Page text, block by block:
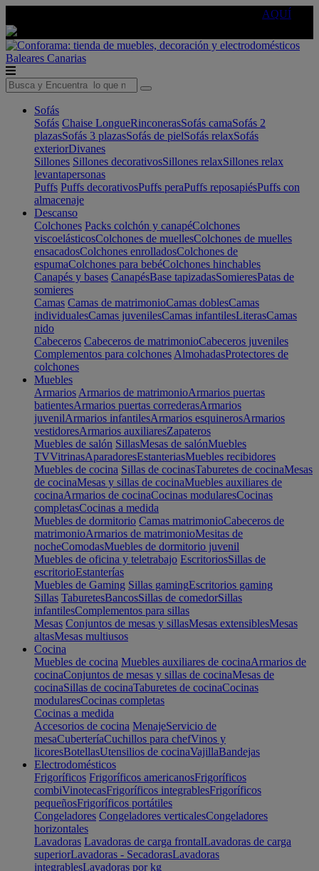
AQUÍ
Baleares Canarias
Sofás
Sofás Chaise LongueRinconerasSofás camaSofás 2
plazasSofás 3 plazasSofás de pielSofás relaxSofás
exteriorDivanes
Sillones Sillones decorativosSillones relaxSillones relax
levantapersonas
Puffs Puffs decorativosPuffs peraPuffs reposapiésPuffs con
almacenaje
Descanso
Colchones Packs colchón y canapéColchones
viscoelásticosColchones de muellesColchones de muelles
ensacadosColchones enrolladosColchones de
espumaColchones para bebéColchones hinchables
Canapés y bases CanapésBase tapizadasSomieresPatas de
somieres
Camas Camas de matrimonioCamas doblesCamas
individualesCamas juvenilesCamas infantilesLiterasCamas
nido
Cabeceros Cabeceros de matrimonioCabeceros juveniles
Complementos para colchones AlmohadasProtectores de
colchones
Muebles
Armarios Armarios de matrimonioArmarios puertas
batientesArmarios puertas correderasArmarios
juvenilArmarios infantilesArmarios esquinerosArmarios
vestidoresArmarios auxiliaresZapateros
Muebles de salón SillasMesas de salónMuebles
TVVitrinasAparadoresEstanteriasMuebles recibidores
Muebles de cocina Sillas de cocinasTaburetes de cocinaMesas
de cocinaMesas y sillas de cocinaMuebles auxiliares de
cocinaArmarios de cocinaCocinas modularesCocinas
completasCocinas a medida
Muebles de dormitorio Camas matrimonioCabeceros de
matrimonioArmarios de matrimonioMesitas de
nocheComodasMuebles de dormitorio juvenil
Muebles de oficina y teletrabajo EscritoriosSillas de
escritorioEstanterías
Muebles de Gaming Sillas gamingEscritorios gaming
Sillas TaburetesBancosSillas de comedorSillas
infantilesComplementos para sillas
Mesas Conjuntos de mesas y sillasMesas extensiblesMesas
altasMesas multiusos
Cocina
Muebles de cocina Muebles auxiliares de cocinaArmarios de
cocinaConjuntos de mesas y sillas de cocinaMesas de
cocinaSillas de cocinaTaburetes de cocinaCocinas
modularesCocinas completas
Cocinas a medida
Accesorios de cocina MenajeServicio de
mesaCuberteríaCuchillos para chefVinos y
licoresBotellasUtensilios de cocinaVajillaBandejas
Electrodomésticos
Frigoríficos Frigoríficos americanosFrigoríficos
combiVinotecasFrigoríficos integrablesFrigoríficos
pequeñosFrigoríficos portátiles
Congeladores Congeladores verticalesCongeladores
horizontales
Lavadoras Lavadoras de carga frontalLavadoras de carga
superiorLavadoras - SecadorasLavadoras
integrablesLavadoras por kg